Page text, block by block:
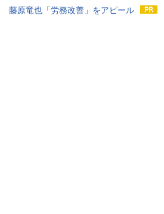
藤原竜也「労務改善」をアピール